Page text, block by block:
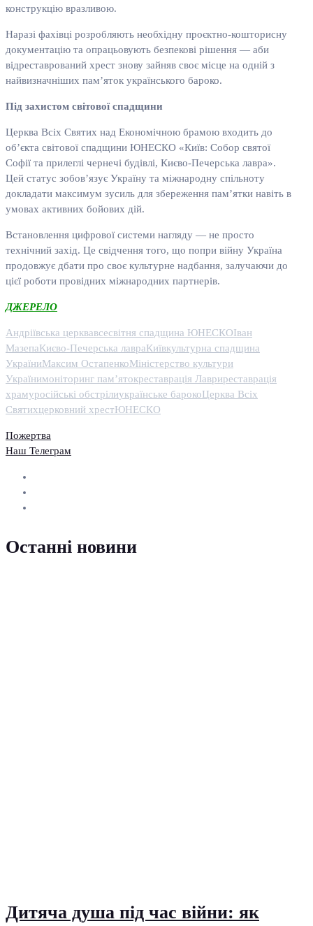
конструкцію вразливою.
Наразі фахівці розробляють необхідну проєктно-кошторисну
документацію та опрацьовують безпекові рішення — аби
відреставрований хрест знову зайняв своє місце на одній з
найвизначніших пам’яток українського бароко.
Під захистом світової спадщини
Церква Всіх Святих над Економічною брамою входить до
об’єкта світової спадщини ЮНЕСКО «Київ: Собор святої
Софії та прилеглі чернечі будівлі, Києво-Печерська лавра».
Цей статус зобов’язує Україну та міжнародну спільноту
докладати максимум зусиль для збереження пам’ятки навіть в
умовах активних бойових дій.
Встановлення цифрової системи нагляду — не просто
технічний захід. Це свідчення того, що попри війну Україна
продовжує дбати про своє культурне надбання, залучаючи до
цієї роботи провідних міжнародних партнерів.
ДЖЕРЕЛО
Андріївська церквавсесвітня спадщина ЮНЕСКОІван
МазепаКиєво-Печерська лавраКиївкультурна спадщина
УкраїниМаксим ОстапенкоМіністерство культури
Українимоніторинг пам’ятокреставрація Лавриреставрація
храмуросійські обстрілиукраїнське барокоЦерква Всіх
Святихцерковний хрестЮНЕСКО
Пожертва
Наш Телеграм
Останні новини
Дитяча душа під час війни: як